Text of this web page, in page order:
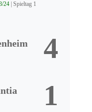
24 | Spieltag 1
4
1